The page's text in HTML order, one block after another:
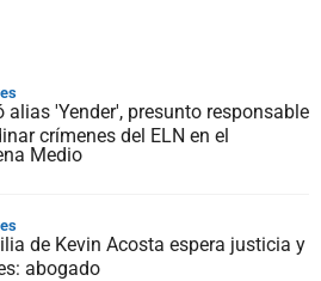
alias 'Yender', presunto responsable
crímenes del ELN en el
Medio
de Kevin Acosta espera justicia y
abogado